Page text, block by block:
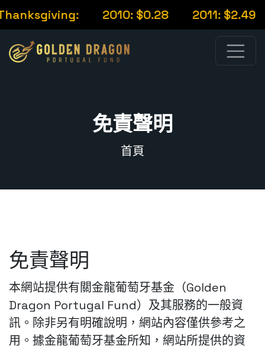
2010: $0.28 2011: $2.49
免責聲明
首頁
免責聲明
本網站提供有關金龍葡萄牙基金（Golden
Dragon Portugal Fund）及其服務的一般資
訊。除非另有明確說明，網站內容僅供參考之
用。據金龍葡萄牙基金所知，網站所提供的資